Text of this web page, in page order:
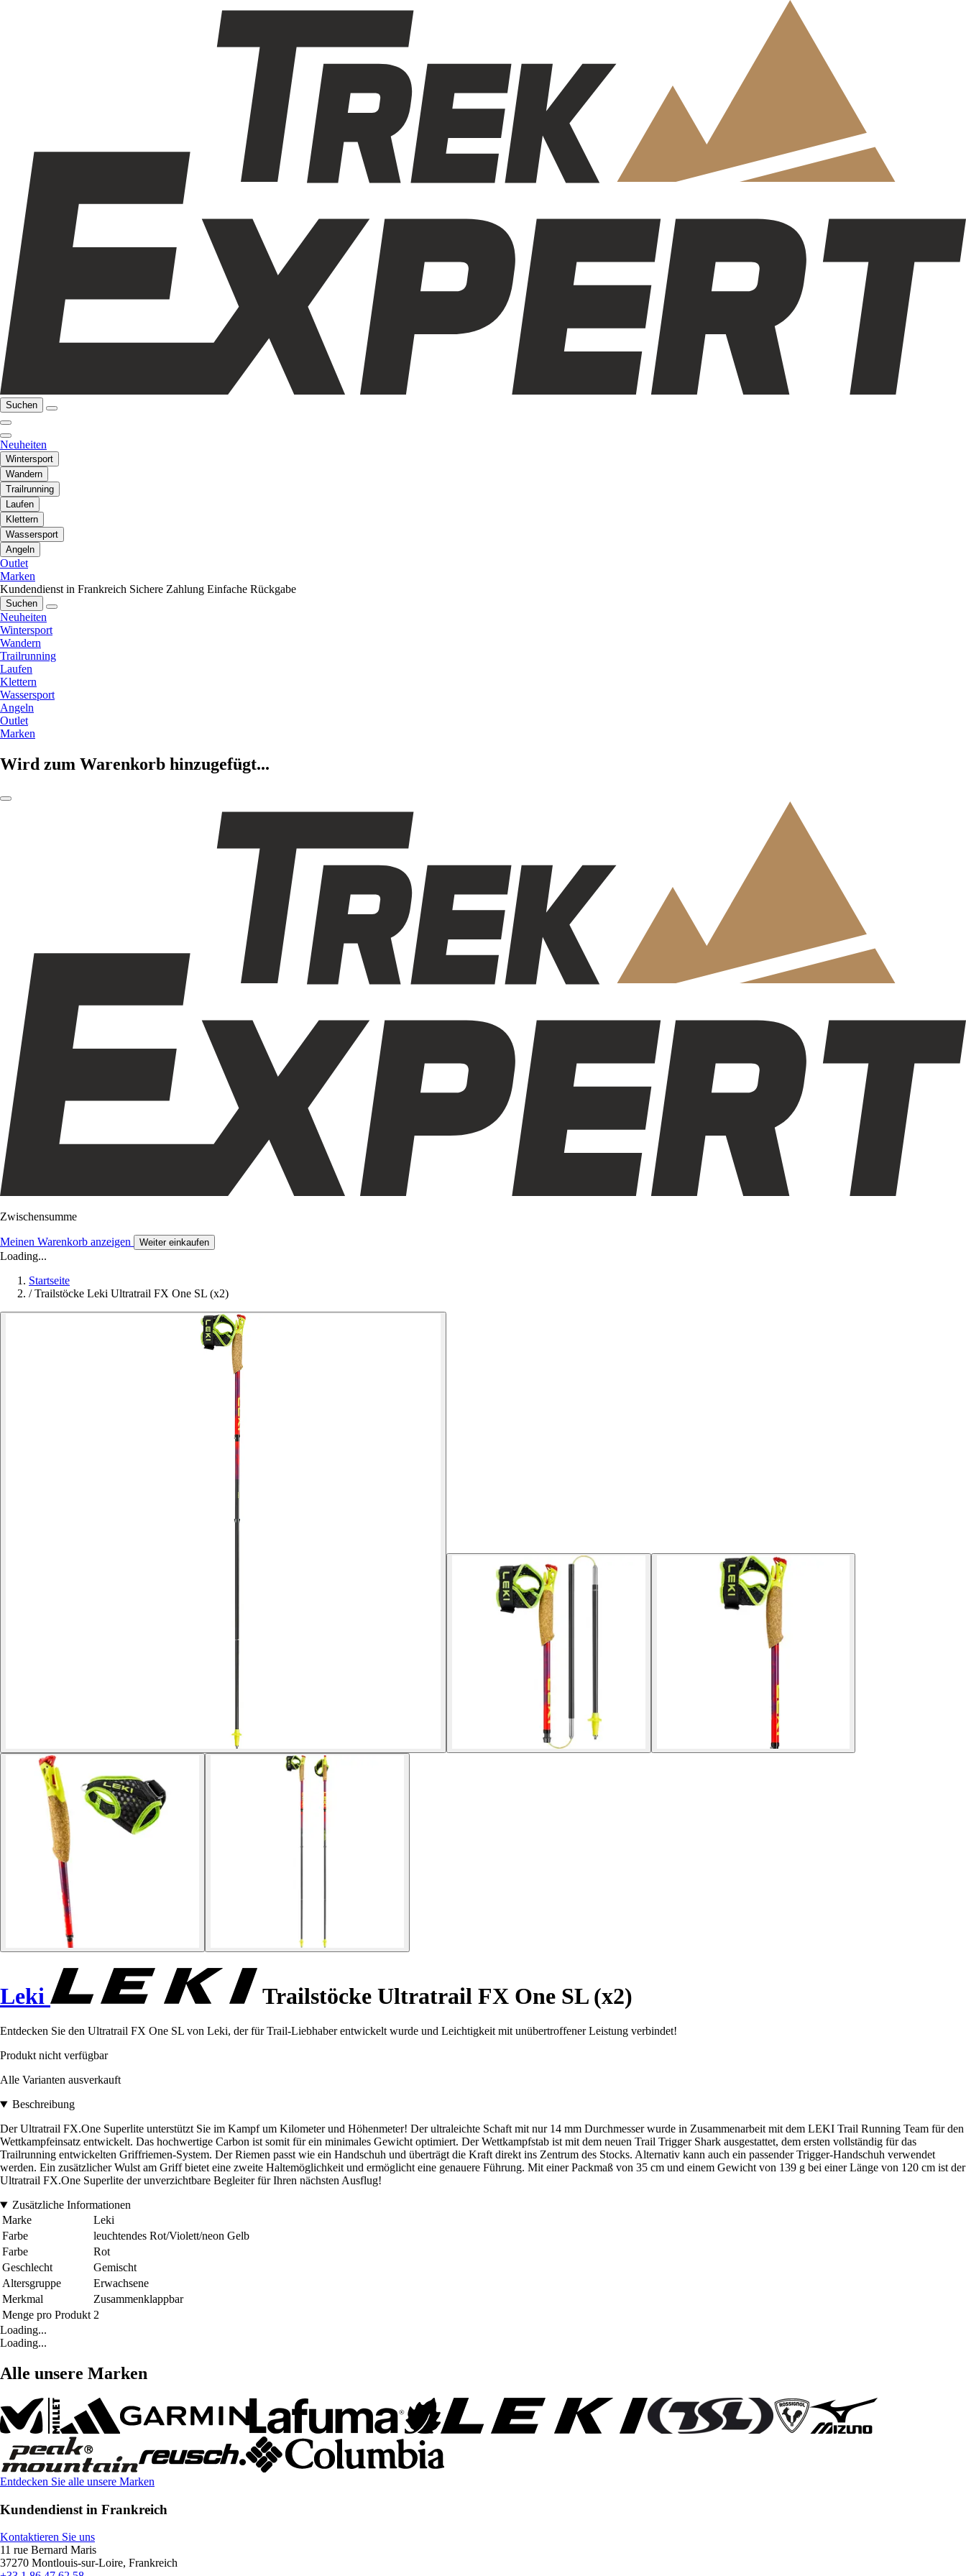
Suchen
Neuheiten
Wintersport
Wandern
Trailrunning
Laufen
Klettern
Wassersport
Angeln
Outlet
Marken
Kundendienst in Frankreich Sichere Zahlung Einfache Rückgabe
Suchen
Neuheiten
Wintersport
Wandern
Trailrunning
Laufen
Klettern
Wassersport
Angeln
Outlet
Marken
Wird zum Warenkorb hinzugefügt...
Zwischensumme
Meinen Warenkorb anzeigen Weiter einkaufen
Loading...
Startseite
/ Trailstöcke Leki Ultratrail FX One SL (x2)
Leki Trailstöcke Ultratrail FX One SL (x2)
Entdecken Sie den Ultratrail FX One SL von Leki, der für Trail-Liebhaber entwickelt wurde und Leichtigkeit mit unübertroffener Leistung verbindet!
Produkt nicht verfügbar
Alle Varianten ausverkauft
Beschreibung
Der Ultratrail FX.One Superlite unterstützt Sie im Kampf um Kilometer und Höhenmeter! Der ultraleichte Schaft mit nur 14 mm Durchmesser wurde in Zusammenarbeit mit dem LEKI Trail Running Team für den
Wettkampfeinsatz entwickelt. Das hochwertige Carbon ist somit für ein minimales Gewicht optimiert. Der Wettkampfstab ist mit dem neuen Trail Trigger Shark ausgestattet, dem ersten vollständig für das
Trailrunning entwickelten Griffriemen-System. Der Riemen passt wie ein Handschuh und überträgt die Kraft direkt ins Zentrum des Stocks. Alternativ kann auch ein passender Trigger-Handschuh verwendet
werden. Ein zusätzlicher Wulst am Griff bietet eine zweite Haltemöglichkeit und ermöglicht eine genauere Führung. Mit einer Packmaß von 35 cm und einem Gewicht von 139 g bei einer Länge von 120 cm ist der
Ultratrail FX.One Superlite der unverzichtbare Begleiter für Ihren nächsten Ausflug!
Zusätzliche Informationen
Marke
Leki
Farbe
leuchtendes Rot/Violett/neon Gelb
Farbe
Rot
Geschlecht
Gemischt
Altersgruppe
Erwachsene
Merkmal
Zusammenklappbar
Menge pro Produkt 2
Loading...
Loading...
Alle unsere Marken
Entdecken Sie alle unsere Marken
Kundendienst in Frankreich
Kontaktieren Sie uns
11 rue Bernard Maris
37270 Montlouis-sur-Loire, Frankreich